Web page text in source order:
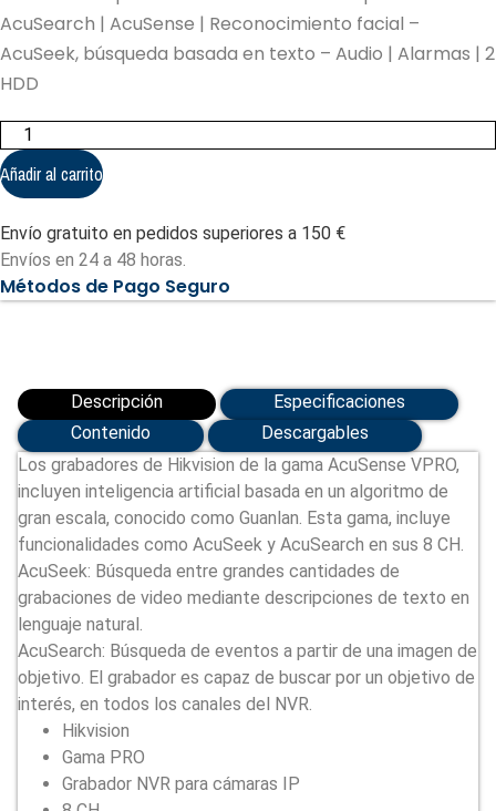
AcuSearch | AcuSense | Reconocimiento facial –
AcuSeek, búsqueda basada en texto – Audio | Alarmas | 2
HDD
Hikvision
grabador
NVR
8
CH
gama
PRO
-
Ancho
de
7608NXI-
K2/Vpro)
cantidad
Añadir al carrito
Envío gratuito en pedidos superiores a 150 €
Envíos en 24 a 48 horas.
Métodos de Pago Seguro
Descripción
Especificaciones
Contenido
Descargables
Los grabadores de Hikvision de la gama AcuSense VPRO,
incluyen inteligencia artificial basada en un algoritmo de
gran escala, conocido como Guanlan. Esta gama, incluye
funcionalidades como AcuSeek y AcuSearch en sus 8 CH.
AcuSeek: Búsqueda entre grandes cantidades de
grabaciones de video mediante descripciones de texto en
lenguaje natural.
AcuSearch: Búsqueda de eventos a partir de una imagen de
objetivo. El grabador es capaz de buscar por un objetivo de
interés, en todos los canales del NVR.
Hikvision
Gama PRO
Grabador NVR para cámaras IP